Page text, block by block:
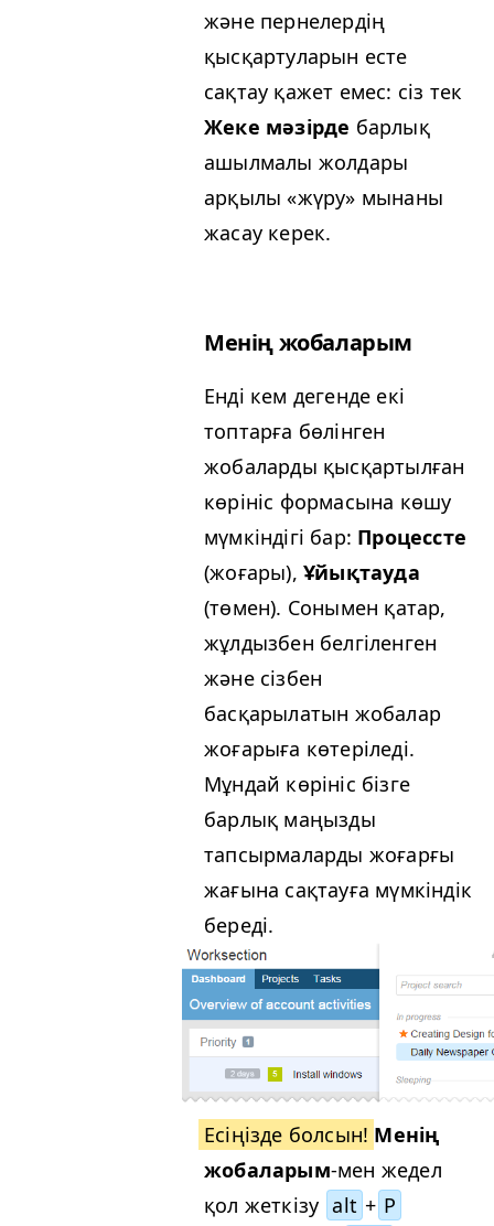
және пернелердің
қысқартуларын есте
сақтау қажет емес: сіз тек
Жеке мәзірде барлық
ашылмалы жолдары
арқылы «жүру» мынаны
жасау керек.
Менің жобаларым
Енді кем дегенде екі
топтарға бөлінген
жобаларды қысқартылған
көрініс формасына көшу
мүмкіндігі бар: Процессте
(жоғары), Ұйықтауда
(төмен). Сонымен қатар,
жұлдызбен белгіленген
және сізбен
басқарылатын жобалар
жоғарыға көтеріледі.
Мұндай көрініс бізге
барлық маңызды
тапсырмаларды жоғарғы
жағына сақтауға мүмкіндік
береді.
Есіңізде болсын! Менің
жобаларым-мен жедел
қол жеткізу alt + P